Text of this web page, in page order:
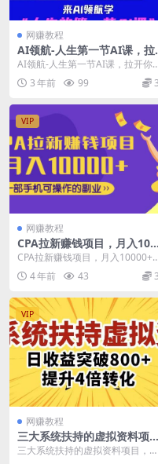
网赚教程
AI领航-人生第一节AI课，拉
开你与普通工作者的距离！
位AI领域极客，汇集1000小时
Al心得
AI领航-人生第一节AI课，拉开你
普通工作者的距离！30位AI领域极
客，汇集1...
3 年前 99
VIP
网赚教程
CPA拉新赚钱项目，月入1000
0+一部手机可操作的副业！
CPA拉新赚钱项目，月入10000+
部手机可操作的副业！ 课程目录
【视频课】...
4 年前 43
VIP
网赚教程
三大系统扶持的虚拟资料项
目，单日突破800+收益提升4
三大系统扶持的虚拟资料项目，单